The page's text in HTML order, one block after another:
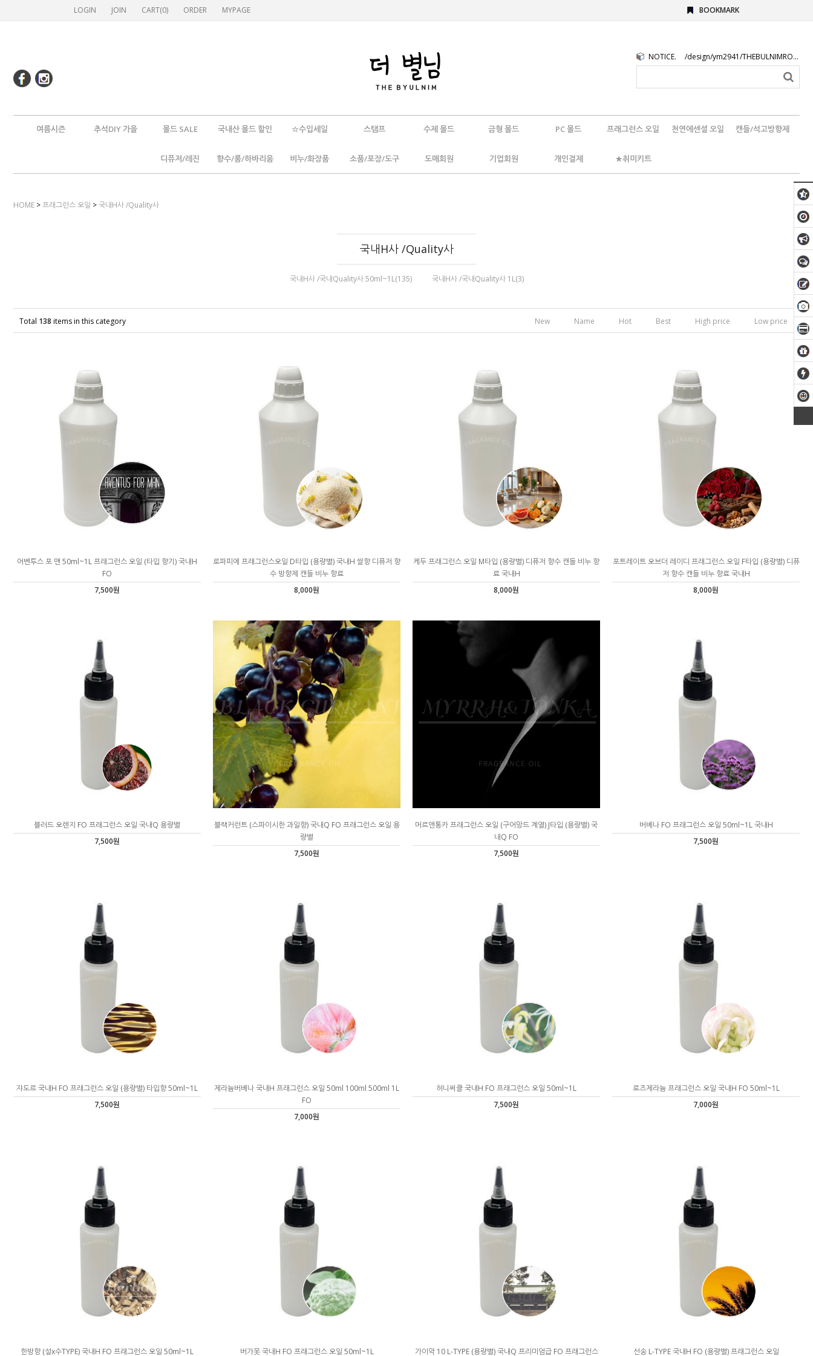
LOGIN JOIN CART(0) ORDER MYPAGE BOOKMARK
NOTICE. /design/ym2941/THEBULNIMROGO.png
여름시즌 추석DIY 가을 몰드 SALE 국내산 몰드 할인 ☆수입세일 스탬프 수제 몰드 금형 몰드 PC 몰드 프래그런스 오일 천연에센셜 오일 캔들/석고방향제
디퓨저/레진 향수/룸/하바리움 비누/화장품 소품/포장/도구 도매회원 기업회원 개인결제 ★취미키트
HOME >프래그런스 오일 >국내H사 /Quality사
국내H사 /Quality사
국내H사 /국내Quality사 50ml~1L(135) 국내H사 /국내Quality사 1L(3)
Total 138 items in this category New Name Hot Best High price Low price
어벤투스 포 맨 50ml~1L 프래그런스 오일 (타입 향기) 국내H
FO
7,500원
로파피에 프래그런스오일 D타입 (용량별) 국내H 쌀향 디퓨저 향
수 방향제 캔들 비누 향료
8,000원
케두 프래그런스 오일 M타입 (용량별) 디퓨저 향수 캔들 비누 향
료 국내H
8,000원
포트레이트 오브더 레이디 프래그런스 오일 F타입 (용량별) 디퓨
저 향수 캔들 비누 향료 국내H
8,000원
블러드 오렌지 FO 프래그런스 오일 국내Q 용량별
7,500원
블랙커런트 (스파이시한 과일향) 국내Q FO 프래그런스 오일 용
량별
7,500원
머르앤통카 프래그런스 오일 (구어망드 계열) J타입 (용량별) 국
내Q FO
7,500원
버베나 FO 프래그런스 오일 50ml~1L 국내H
7,500원
쟈도르 국내H FO 프래그런스 오일 (용량별) 타입향 50ml~1L
7,500원
제라늄버베나 국내H 프래그런스 오일 50ml 100ml 500ml 1L
FO
7,000원
허니써클 국내H FO 프래그런스 오일 50ml~1L
7,500원
로즈제라늄 프래그런스 오일 국내H FO 50ml~1L
7,000원
한방향 (설x수TYPE) 국내H FO 프래그런스 오일 50ml~1L 버가못 국내H FO 프래그런스 오일 50ml~1L 가이악 10 L-TYPE (용량별) 국내Q 프리미엄급 FO 프래그런스 선송 L-TYPE 국내H FO (용량별) 프래그런스 오일